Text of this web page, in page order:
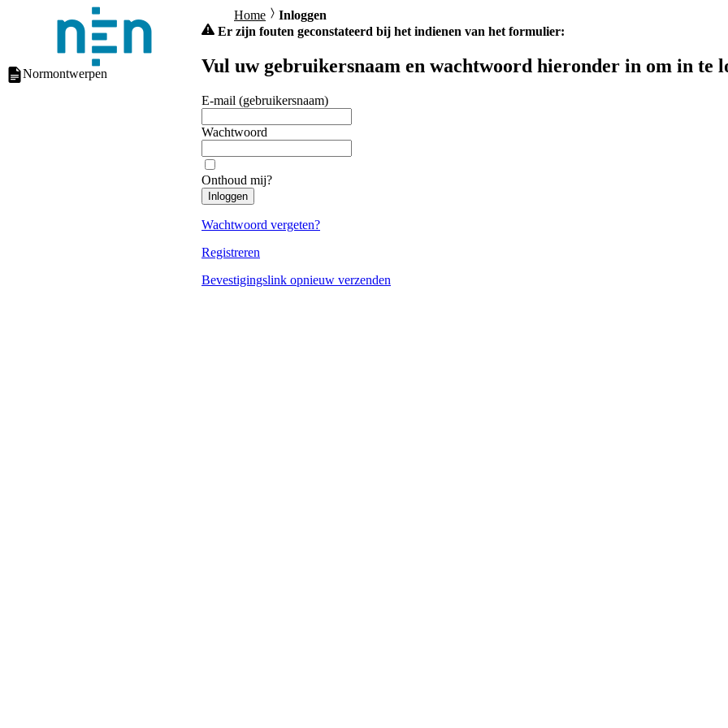
Normontwerpen
Home
Inloggen
Er zijn fouten geconstateerd bij het indienen van het formulier:
Vul uw gebruikersnaam en wachtwoord hieronder in om in te
E-mail (gebruikersnaam)
Wachtwoord
Onthoud mij?
Inloggen
Wachtwoord vergeten?
Registreren
Bevestigingslink opnieuw verzenden